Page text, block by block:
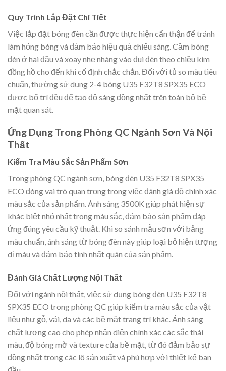
Quy Trình Lắp Đặt Chi Tiết
Việc lắp đặt bóng đèn cần được thực hiện cẩn thận để tránh
làm hỏng bóng và đảm bảo hiệu quả chiếu sáng. Cầm bóng
đèn ở hai đầu và xoay nhẹ nhàng vào đui đèn theo chiều kim
đồng hồ cho đến khi cố định chắc chắn. Đối với tủ so màu tiêu
chuẩn, thường sử dụng 2-4 bóng U35 F32T8 SPX35 ECO
được bố trí đều để tạo độ sáng đồng nhất trên toàn bộ bề
mặt quan sát.
Ứng Dụng Trong Phòng QC Ngành Sơn Và Nội
Thất
Kiểm Tra Màu Sắc Sản Phẩm Sơn
Trong phòng QC ngành sơn, bóng đèn U35 F32T8 SPX35
ECO đóng vai trò quan trọng trong việc đánh giá độ chính xác
màu sắc của sản phẩm. Ánh sáng 3500K giúp phát hiện sự
khác biệt nhỏ nhất trong màu sắc, đảm bảo sản phẩm đáp
ứng đúng yêu cầu kỹ thuật. Khi so sánh mẫu sơn với bảng
màu chuẩn, ánh sáng từ bóng đèn này giúp loại bỏ hiện tượng
dị màu và đảm bảo tính nhất quán của sản phẩm.
Đánh Giá Chất Lượng Nội Thất
Đối với ngành nội thất, việc sử dụng bóng đèn U35 F32T8
SPX35 ECO trong phòng QC giúp kiểm tra màu sắc của vật
liệu như gỗ, vải, da và các bề mặt trang trí khác. Ánh sáng
chất lượng cao cho phép nhận diện chính xác các sắc thái
màu, độ bóng mờ và texture của bề mặt, từ đó đảm bảo sự
đồng nhất trong các lô sản xuất và phù hợp với thiết kế ban